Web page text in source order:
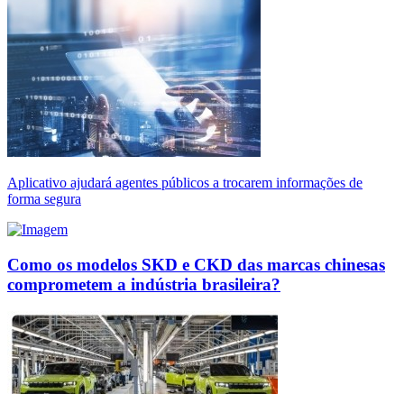
Aplicativo ajudará agentes públicos a trocarem informações de
forma segura
Como os modelos SKD e CKD das marcas chinesas
comprometem a indústria brasileira?